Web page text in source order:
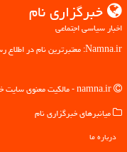
خبرگزاری نام
اخبار سیاسی اجتماعی
Namna.ir: معتبرترین نام در اطلاع رسانی اخبار سیاسی و اجتماعی، گامی مطمئن به سوی آگاهی
میانبرهای خبرگزاری نام
درباره ما